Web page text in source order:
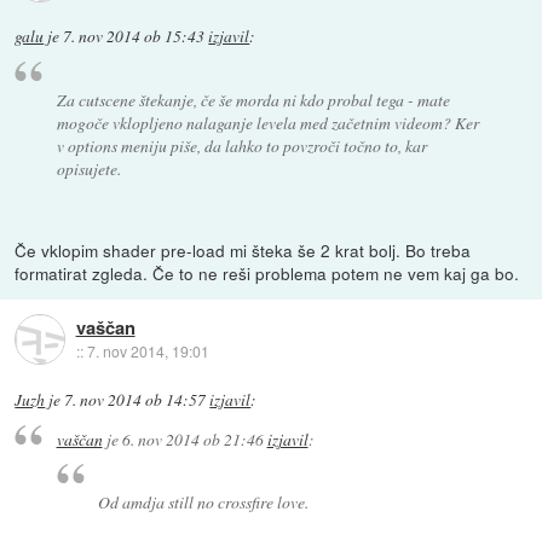
galu je 7. nov 2014 ob 15:43izjavil:
Za cutscene štekanje, če še morda ni kdo probal tega - mate
mogoče vklopljeno nalaganje levela med začetnim videom? Ker
v options meniju piše, da lahko to povzroči točno to, kar
opisujete.
Če vklopim shader pre-load mi šteka še 2 krat bolj. Bo treba
formatirat zgleda. Če to ne reši problema potem ne vem kaj ga bo.
vaščan
::7. nov 2014, 19:01
Juzh je 7. nov 2014 ob 14:57izjavil:
vaščanje6. nov 2014 ob 21:46izjavil:
Od amdja still no crossfire love.